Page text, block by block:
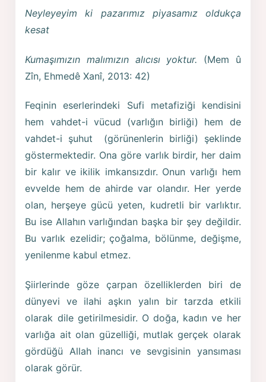
Neyleyeyim ki pazarımız piyasamız oldukça
kesat
Kumaşımızın malımızın alıcısı yoktur. (Mem û
Zîn, Ehmedê Xanî, 2013: 42)
Feqinin eserlerindeki Sufi metafiziği kendisini
hem vahdet-i vücud (varlığın birliği) hem de
vahdet-i şuhut (görünenlerin birliği) şeklinde
göstermektedir. Ona göre varlık birdir, her daim
bir kalır ve ikilik imkansızdır. Onun varlığı hem
evvelde hem de ahirde var olandır. Her yerde
olan, herşeye gücü yeten, kudretli bir varlıktır.
Bu ise Allahın varlığından başka bir şey değildir.
Bu varlık ezelidir; çoğalma, bölünme, değişme,
yenilenme kabul etmez.
Şiirlerinde göze çarpan özelliklerden biri de
dünyevi ve ilahi aşkın yalın bir tarzda etkili
olarak dile getirilmesidir. O doğa, kadın ve her
varlığa ait olan güzelliği, mutlak gerçek olarak
gördüğü Allah inancı ve sevgisinin yansıması
olarak görür.